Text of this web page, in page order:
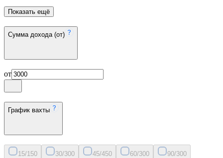
Показать ещё
Сумма дохода (от)
от
График вахты
15/150 30/300 45/450 60/300 90/300